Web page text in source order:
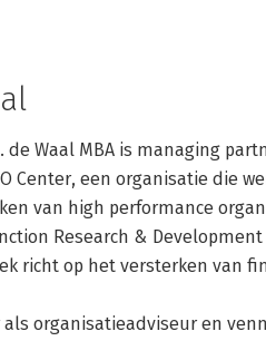
de Waal MBA is managing
Center, een organisatie die
van high performance
Research &
richt op het versterken van
organisatieadviseur en